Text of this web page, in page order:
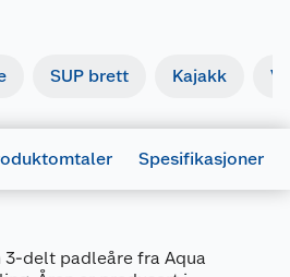
SUP brett Kajakk
Spesifikasjoner
3-delt padleåre fra Aqua